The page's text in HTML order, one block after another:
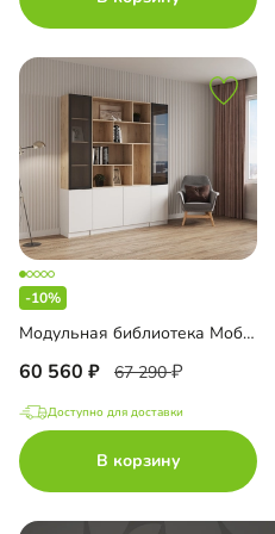
-10%
Модульная библиотека Моби-2
60 560 67 290
Доступно для доставки
В корзину